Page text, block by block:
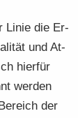
Linie die Er­
und At­
hier­für
wer­den
der